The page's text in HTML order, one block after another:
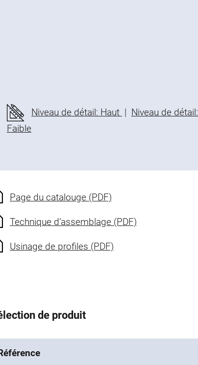
Niveau de détail: Haut | Niveau de détail:
Faible
Page du catalouge (PDF)
Technique d’assemblage (PDF)
Usinage de profiles (PDF)
de produit